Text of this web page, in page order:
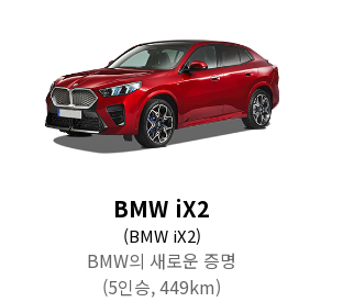
BMW iX2
(BMW iX2)
BMW의 새로운 증명
(5인승, 449km)